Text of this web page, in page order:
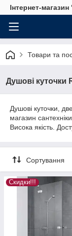
Інтернет-
Товари та
Душові куточки
Душові куточки,
магазин
Висока якість.
Сортування
Скидки!!!